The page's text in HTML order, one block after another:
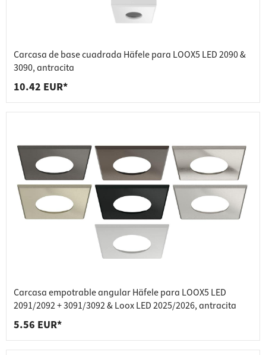
Carcasa de base cuadrada Häfele para LOOX5 LED 2090 &
3090, antracita
10.42 EUR*
Carcasa empotrable angular Häfele para LOOX5 LED
2091/2092 + 3091/3092 & Loox LED 2025/2026, antracita
5.56 EUR*